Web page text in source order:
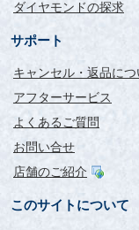
ダイヤモンドの探求
サポート
キャンセル・返品につ
アフターサービス
よくあるご質問
お問い合せ
店舗のご紹介
このサイトについて